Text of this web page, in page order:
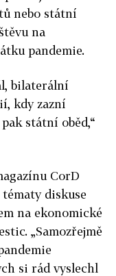
nebo státní
na
pandemie.
bilaterální
kdy zazní
státní oběd,“
CorD
diskuse
na ekonomické
„Samozřejmě
si rád vyslechl